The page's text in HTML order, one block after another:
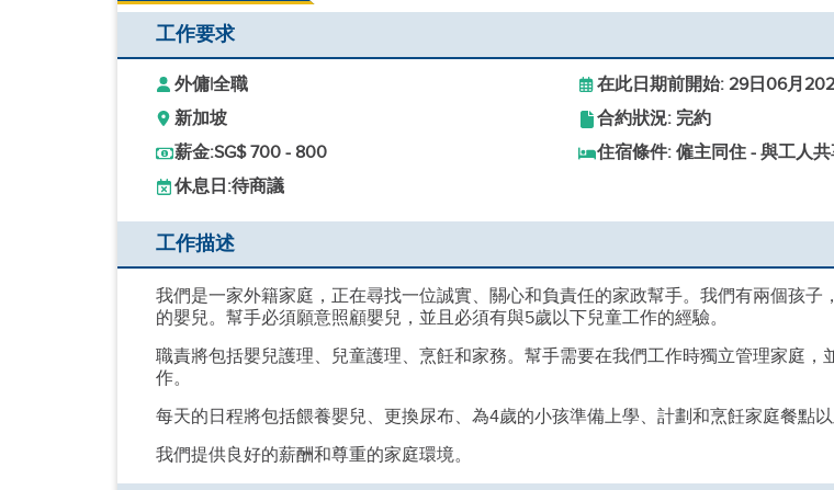
工作要求
外傭|全職
在此日期前開始: 29日06月
新加坡
合約狀況: 完約
薪金:SG$ 700 - 800
住宿條件: 僱主同住 - 與工人共
休息日:待商議
工作描述
我們是一家外籍家庭，正在尋找一位誠實、關心和負責任的家政幫手。我們有兩個孩子
的嬰兒。幫手必須願意照顧嬰兒，並且必須有與5歲以下兒童工作的經驗。
職責將包括嬰兒護理、兒童護理、烹飪和家務。幫手需要在我們工作時獨立管理家庭，
作。
每天的日程將包括餵養嬰兒、更換尿布、為4歲的小孩準備上學、計劃和烹飪家庭餐點以
我們提供良好的薪酬和尊重的家庭環境。